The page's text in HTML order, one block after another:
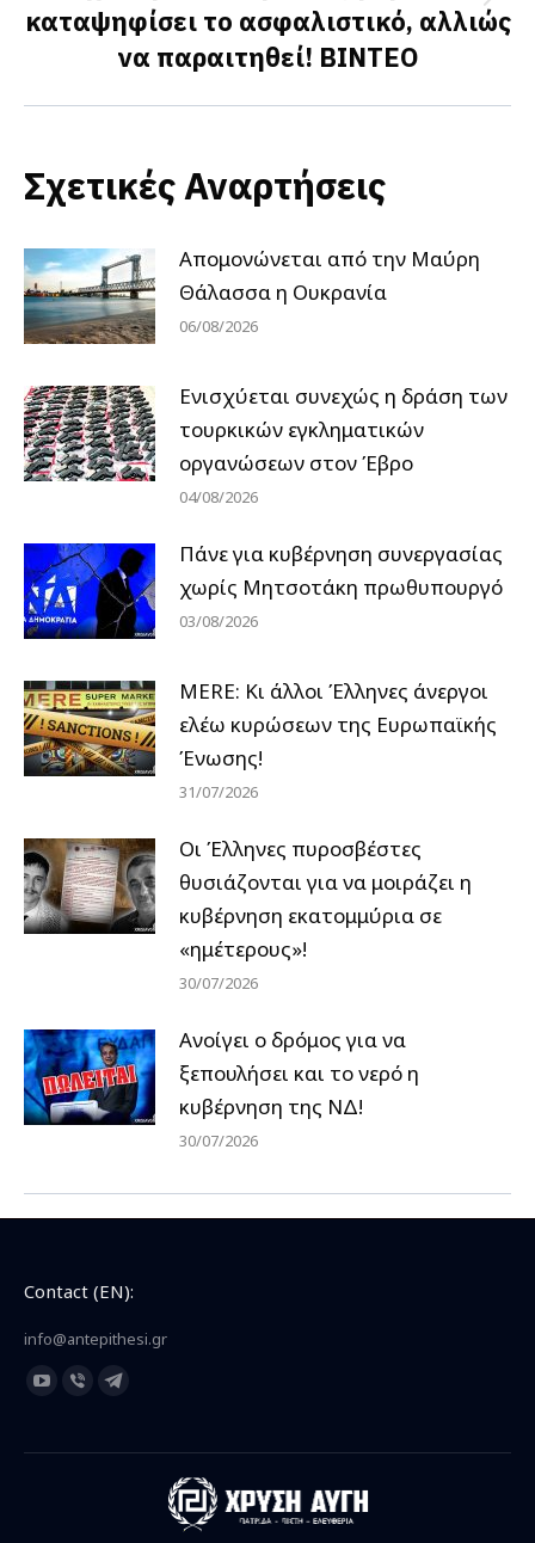
post:
καταψηφίσει το ασφαλιστικό, αλλιώς
να παραιτηθεί! ΒΙΝΤΕΟ
Σχετικές Αναρτήσεις
Απομονώνεται από την Μαύρη
Θάλασσα η Ουκρανία
06/08/2026
Ενισχύεται συνεχώς η δράση των
τουρκικών εγκληματικών
οργανώσεων στον Έβρο
04/08/2026
Πάνε για κυβέρνηση συνεργασίας
χωρίς Μητσοτάκη πρωθυπουργό
03/08/2026
MERE: Κι άλλοι Έλληνες άνεργοι
ελέω κυρώσεων της Ευρωπαϊκής
Ένωσης!
31/07/2026
Οι Έλληνες πυροσβέστες
θυσιάζονται για να μοιράζει η
κυβέρνηση εκατομμύρια σε
«ημέτερους»!
30/07/2026
Ανοίγει ο δρόμος για να
ξεπουλήσει και το νερό η
κυβέρνηση της ΝΔ!
30/07/2026
Contact (EN):
info@antepithesi.gr
Find us on:
YouTube
opens
Viber
opens
Telegram
opens